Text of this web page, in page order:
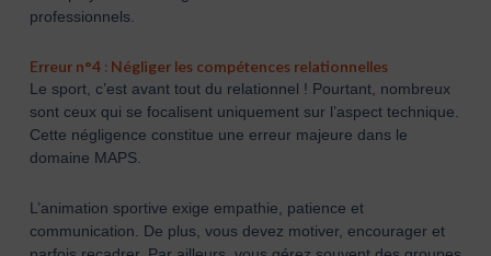
professionnels.
Erreur n°4 : Négliger les compétences relationnelles
Le sport, c’est avant tout du relationnel ! Pourtant, nombreux
sont ceux qui se focalisent uniquement sur l’aspect technique.
Cette négligence constitue une erreur majeure dans le
domaine MAPS.
L’animation sportive exige empathie, patience et
communication. De plus, vous devez motiver, encourager et